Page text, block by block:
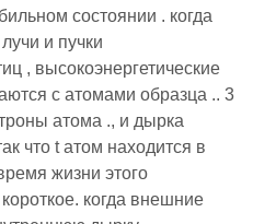
состоянии . когда
и пучки
, высокоэнергетические
с атомами образца .. 3
атома ., и дырка
что t атом находится в
жизни этого
когда внешние